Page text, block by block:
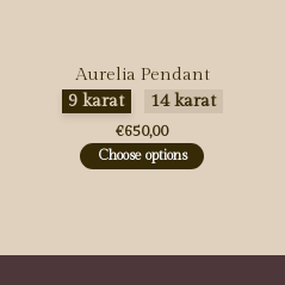
Aurelia Pendant
Maak een keuze:
9 karat 14 karat
€650,00
Choose options